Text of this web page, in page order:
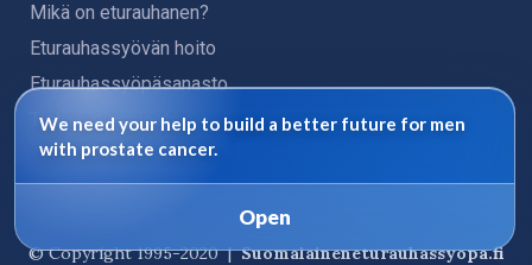
Mikä on eturauhanen?
Eturauhassyövän hoito
Eturauhassyöpäsanasto
Tietosuojaseloste
© Copyright 1995-2020 |Suomalaineneturauhassyopa.fi
We need your help to build a better future for men
with prostate cancer.
Open